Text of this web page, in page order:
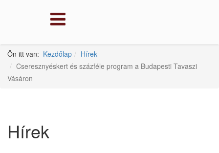
Ön itt van: Kezdőlap
Hírek
Cseresznyéskert és százféle program a Budapesti Tavaszi
Vásáron
Hírek